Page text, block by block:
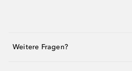
Weitere Fragen?